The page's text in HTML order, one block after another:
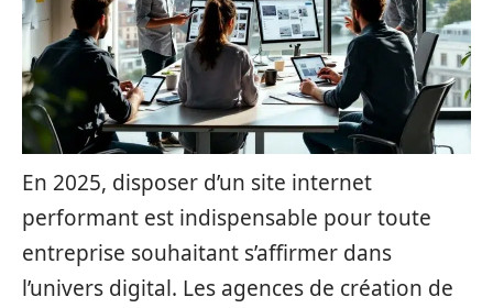
En 2025, disposer d’un site internet
performant est indispensable pour toute
entreprise souhaitant s’affirmer dans
l’univers digital. Les agences de création de